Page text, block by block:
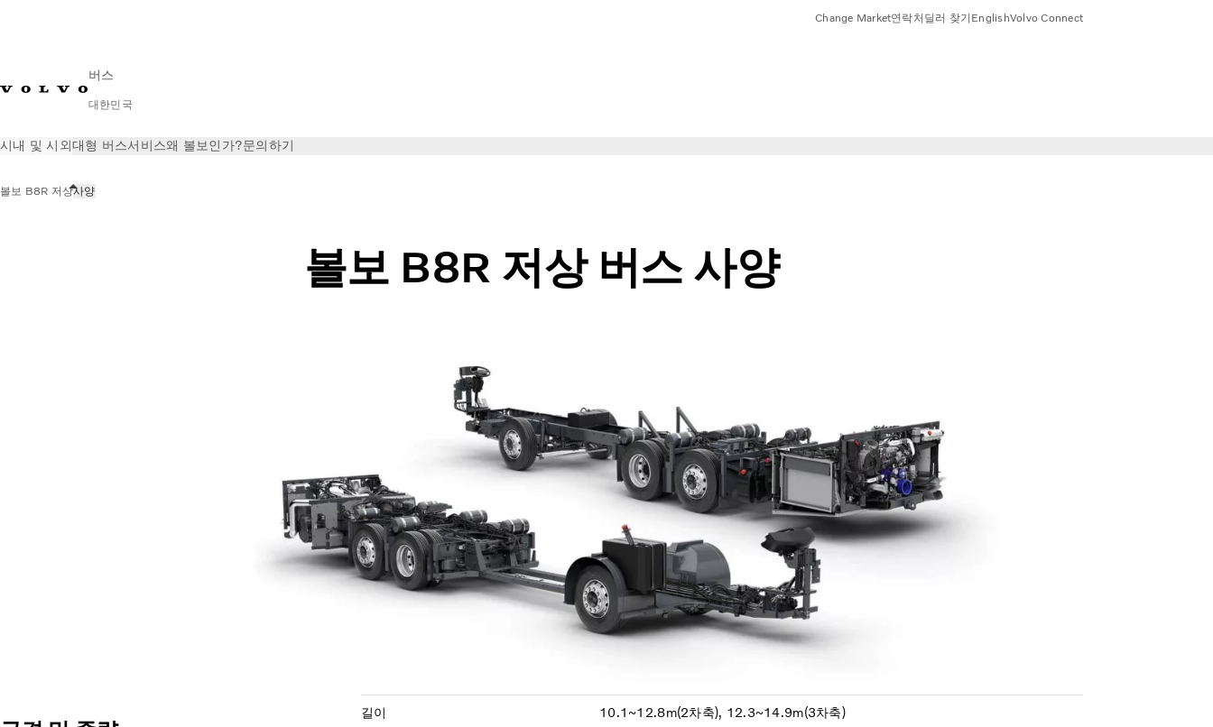
버스
대한민국
Change Market연락처 딜러 찾기 EnglishVolvo Connect
시내 및 시외대형 버스서비스왜 볼보인가?문의하기
볼보 B8R 저상사양
볼보 B8R 저상 버스 사양
길이 10.1~12.8m(2차축), 12.3~14.9m(3차축)